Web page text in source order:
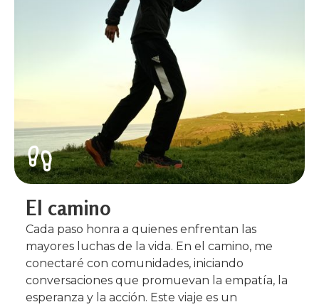
El camino
Cada paso honra a quienes enfrentan las
mayores luchas de la vida. En el camino, me
conectaré con comunidades, iniciando
conversaciones que promuevan la empatía, la
esperanza y la acción. Este viaje es un